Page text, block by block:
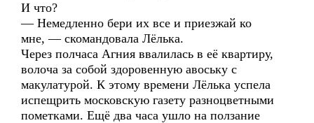
И что?
— Немедленно бери их все и приезжай ко
мне, — скомандовала Лёлька.
Через полчаса Агния ввалилась в её квартиру,
волоча за собой здоровенную авоську с
макулатурой. К этому времени Лёлька успела
испещрить московскую газету разноцветными
пометками. Ещё два часа ушло на ползание